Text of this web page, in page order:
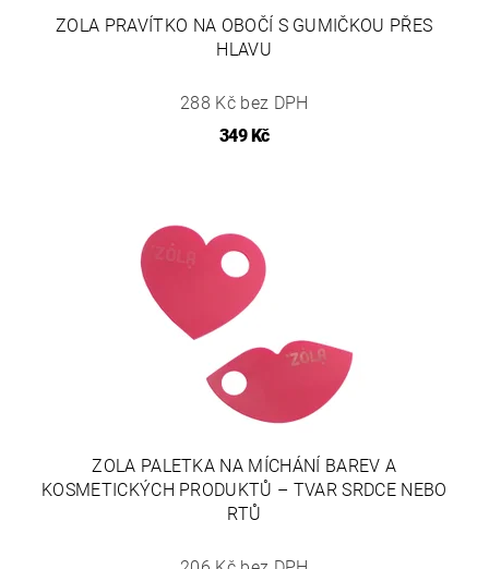
ZOLA PRAVÍTKO NA OBOČÍ S GUMIČKOU PŘES
HLAVU
288 Kč bez DPH
349 Kč
ZOLA PALETKA NA MÍCHÁNÍ BAREV A
KOSMETICKÝCH PRODUKTŮ – TVAR SRDCE NEBO
RTŮ